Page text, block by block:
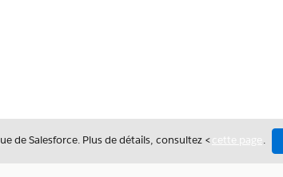
de Salesforce. Plus de détails, consultez <cette page .